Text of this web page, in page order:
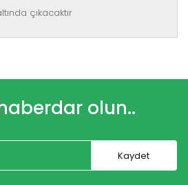
çıkacaktır
olun..